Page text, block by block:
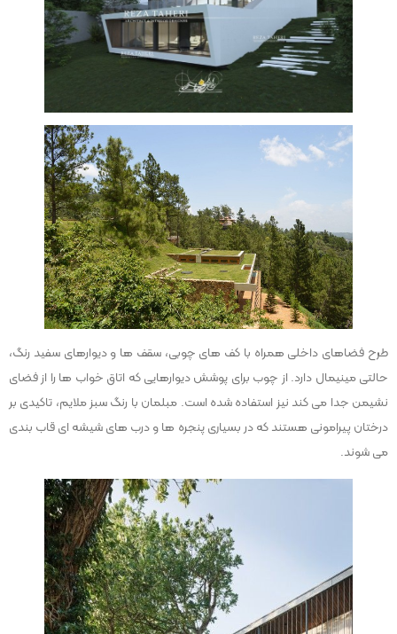
طرح فضاهای داخلی همراه با کف های چوبی، سقف ها و دیوارهای سفید رنگ،
حالتی مینیمال دارد. از چوب برای پوشش دیوارهایی که اتاق خواب ها را از فضای
نشیمن جدا می کند نیز استفاده شده است. مبلمان با رنگ سبز ملایم، تاکیدی بر
درختان پیرامونی هستند که در بسیاری پنجره ها و درب های شیشه ای قاب بندی
می شوند.